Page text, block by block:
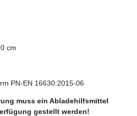
cm
PN-EN 16630:2015-06
muss ein Abladehilfsmittel
gestellt werden!